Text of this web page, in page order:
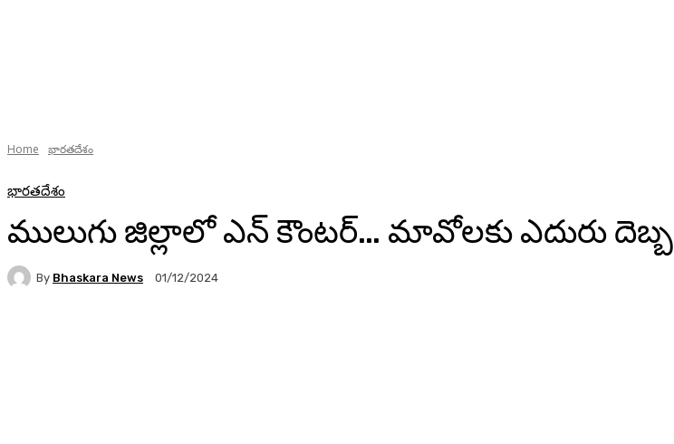
Home భారతదేశం
భారతదేశం
ములుగు జిల్లాలో ఎన్ కౌంటర్… మావోలకు ఎదురు దెబ్బ
By Bhaskara News 01/12/2024